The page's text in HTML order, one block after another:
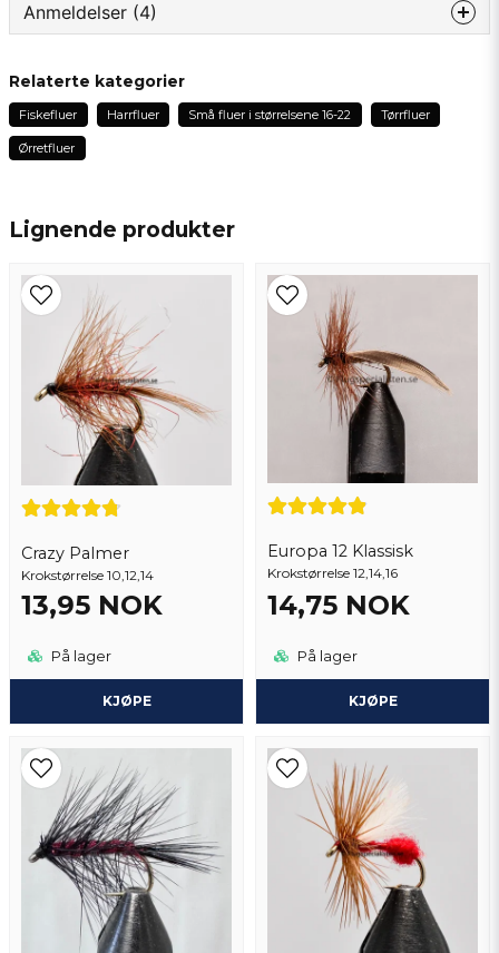
Lignende produkter
Crazy Palmer
Krokstørrelse 10,12,14
13,95 NOK
På lager
KJØPE
Europa 12 Klassisk
Krokstørrelse 12,14,16
14,75 NOK
På lager
KJØPE
question
name
Navn
email
Epostadresse
Ja, du kan publisere spørsmålet mitt
Send spørsmål
Anmeldelser (4)
Ove
Dennis
1 år siden
2 år siden
Mats
3 år siden
Relaterte kategorier
Fiskefluer Harrfluer Små fluer i størrelsene 16-22 Tørrfluer
Ørretfluer